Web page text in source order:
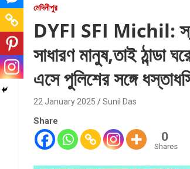
মেদিনীপুর
DYFI SFI Michil:
সাধারণ মানুষ,তাই ঠান্ডা
এসে পুলিশের সঙ্গে
22 January 2025 Sunil Das
Share
0
Shares